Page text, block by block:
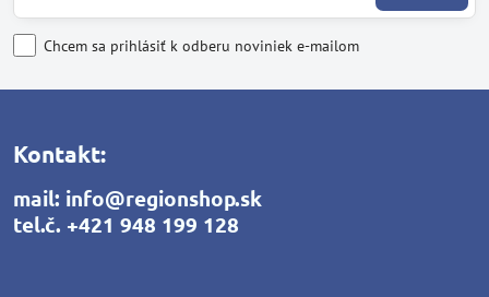
Chcem sa prihlásiť k odberu noviniek e-mailom
Kontakt:
mail: info@regionshop.sk
tel.č. +421 948 199 128